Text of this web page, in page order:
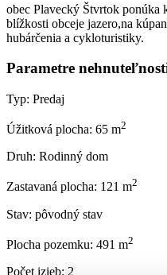
obec Plavecký Štvrtok ponúka
blížkosti obceje jazero,na
hubárčenia a cykloturistiky.
Parametre
Typ: Predaj
Úžitková plocha: 65 m2
Druh: Rodinný dom
Zastavaná plocha: 121 m2
Stav: pôvodný stav
Plocha pozemku: 491 m2
Počet izieb: 2